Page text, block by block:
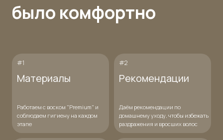
Даём рекомендации по
домашнему уходу, чтобы избежать
раздражения и вросших волос
Рекомендации
#2
Работаем с воском "Premium" и
соблюдаем гигиену на каждом
этапе
Материалы
#1
было комфортно